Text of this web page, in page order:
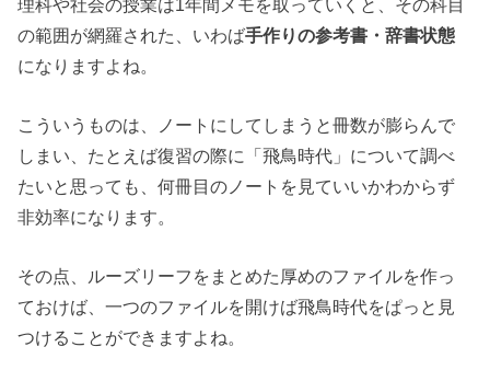
の範囲が網羅された、いわば手作りの参考書・辞書状態
になりますよね。
こういうものは、ノートにしてしまうと冊数が膨らんで
しまい、たとえば復習の際に「飛鳥時代」について調べ
たいと思っても、何冊目のノートを見ていいかわからず
非効率になります。
その点、ルーズリーフをまとめた厚めのファイルを作っ
ておけば、一つのファイルを開けば飛鳥時代をぱっと見
つけることができますよね。